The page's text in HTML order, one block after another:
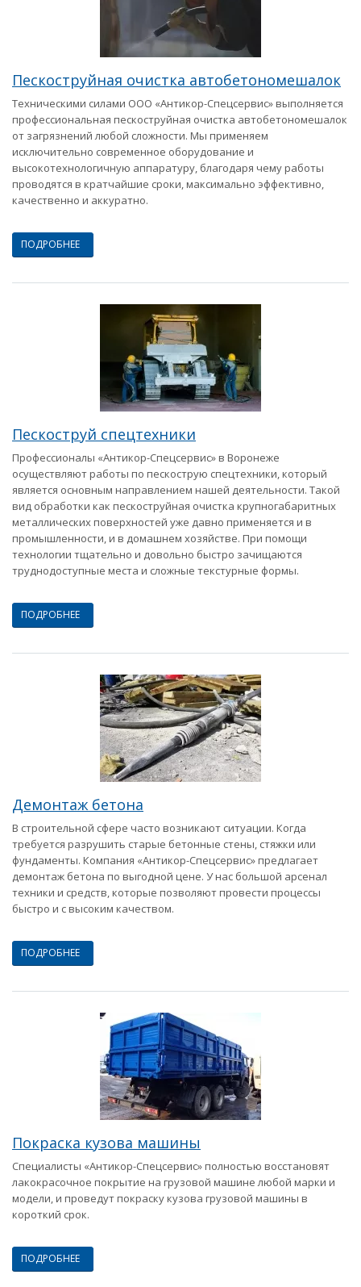
Пескоструйная очистка автобетономешалок
Техническими силами ООО «Антикор-Спецсервис» выполняется
профессиональная пескоструйная очистка автобетономешалок
от загрязнений любой сложности. Мы применяем
исключительно современное оборудование и
высокотехнологичную аппаратуру, благодаря чему работы
проводятся в кратчайшие сроки, максимально эффективно,
качественно и аккуратно.
ПОДРОБНЕЕ
Пескоструй спецтехники
Профессионалы «Антикор-Спецсервис» в Воронеже
осуществляют работы по пескострую спецтехники, который
является основным направлением нашей деятельности. Такой
вид обработки как пескоструйная очистка крупногабаритных
металлических поверхностей уже давно применяется и в
промышленности, и в домашнем хозяйстве. При помощи
технологии тщательно и довольно быстро зачищаются
труднодоступные места и сложные текстурные формы.
ПОДРОБНЕЕ
Демонтаж бетона
В строительной сфере часто возникают ситуации. Когда
требуется разрушить старые бетонные стены, стяжки или
фундаменты. Компания «Антикор-Спецсервис» предлагает
демонтаж бетона по выгодной цене. У нас большой арсенал
техники и средств, которые позволяют провести процессы
быстро и с высоким качеством.
ПОДРОБНЕЕ
Покраска кузова машины
Специалисты «Антикор-Спецсервис» полностью восстановят
лакокрасочное покрытие на грузовой машине любой марки и
модели, и проведут покраску кузова грузовой машины в
короткий срок.
ПОДРОБНЕЕ